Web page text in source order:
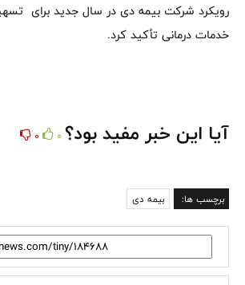
رویکرد شرکت بیمه دی در سال جدید برای
خدمات درمانی تأکید کرد.
آیا این خبر مفید بود؟ 0
0
برچسب ها: بیمه دی